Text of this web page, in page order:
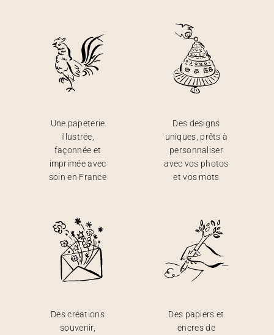
Une papeterie
illustrée,
façonnée et
imprimée avec
soin en France
Des designs
uniques, prêts à
personnaliser
avec vos photos
et vos mots
Des créations
souvenir,
Des papiers et
encres de